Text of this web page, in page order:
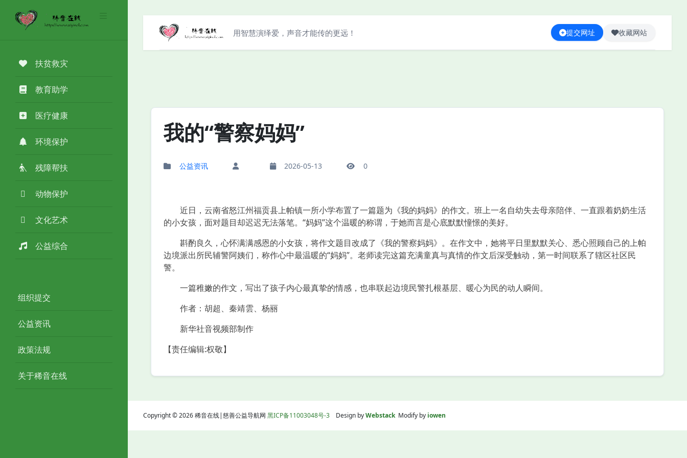
扶贫救灾
教育助学
医疗健康
环境保护
残障帮扶
动物保护
文化艺术
公益综合
组织提交
公益资讯
政策法规
关于稀音在线
用智慧演绎爱，声音才能传的更远！ 提交网址 收藏网站
我的“警察妈妈”
公益资讯 2026-05-13 0
近日，云南省怒江州福贡县上帕镇一所小学布置了一篇题为《我的妈妈》的作文。班上一名自幼失去母亲陪伴、一直跟着奶奶生活
的小女孩，面对题目却迟迟无法落笔。“妈妈”这个温暖的称谓，于她而言是心底默默憧憬的美好。
斟酌良久，心怀满满感恩的小女孩，将作文题目改成了《我的警察妈妈》。在作文中，她将平日里默默关心、悉心照顾自己的上帕
边境派出所民辅警阿姨们，称作心中最温暖的“妈妈”。老师读完这篇充满童真与真情的作文后深受触动，第一时间联系了辖区社区民
警。
一篇稚嫩的作文，写出了孩子内心最真挚的情感，也串联起边境民警扎根基层、暖心为民的动人瞬间。
作者：胡超、秦靖雲、杨丽
新华社音视频部制作
【责任编辑:权敬】
Copyright © 2026 稀音在线|慈善公益导航网 黑ICP备11003048号-3 Design byWebstackModify by iowen